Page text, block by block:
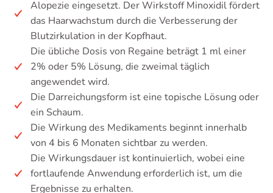
Alopezie eingesetzt. Der Wirkstoff Minoxidil fördert
das Haarwachstum durch die Verbesserung der
Blutzirkulation in der Kopfhaut.
Die übliche Dosis von Regaine beträgt 1 ml einer
2% oder 5% Lösung, die zweimal täglich
angewendet wird.
Die Darreichungsform ist eine topische Lösung oder
ein Schaum.
Die Wirkung des Medikaments beginnt innerhalb
von 4 bis 6 Monaten sichtbar zu werden.
Die Wirkungsdauer ist kontinuierlich, wobei eine
fortlaufende Anwendung erforderlich ist, um die
Ergebnisse zu erhalten.